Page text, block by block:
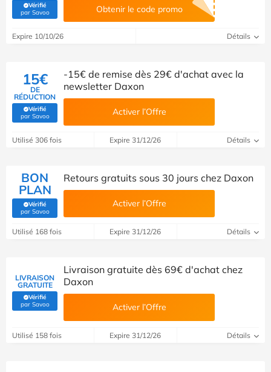
Vérifié
par Savoo(Vérifié par Savoo) Obtenir le code promo
Expire 10/10/26 Détails
15€
DE
RÉDUCTION
Vérifié
par Savoo(Vérifié par Savoo)
-15€ de remise dès 29€ d'achat avec la
newsletter Daxon
Activer l’Offre
Utilisé 306 fois Expire 31/12/26 Détails
BON
PLAN
Vérifié
par Savoo(Vérifié par Savoo)
Retours gratuits sous 30 jours chez Daxon
Activer l’Offre
Utilisé 168 fois Expire 31/12/26 Détails
LIVRAISON
GRATUITE
Vérifié
par Savoo(Vérifié par Savoo)
Livraison gratuite dès 69€ d'achat chez
Daxon
Activer l’Offre
Utilisé 158 fois Expire 31/12/26 Détails